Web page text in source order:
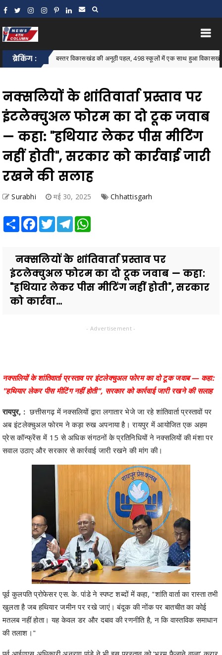
ब्रेकिंग :बस्तर विकासखंड की अनूठी पहल, 498 स्कूलों में एक साथ हुआ विकासखंड स्तरीय
नक्सलियों के शांतिवार्ता प्रस्ताव पर
इंटलेक्चुअल फोरम का दो टूक जवाब
— कहा: "हथियार लेकर पीस मीटिंग
नहीं होती", सरकार को कार्रवाई जारी
रखने की सलाह
Surabhi मई 30, 2025 Chhattisgarh
Share Facebook
TwitterTelegram
नक्सलियों के शांतिवार्ता प्रस्ताव पर
इंटलेक्चुअल फोरम का दो टूक जवाब — कहा:
"हथियार लेकर पीस मीटिंग नहीं होती", सरकार
को कार्रवा...
- Advertisement -
नक्सलियों के शांतिवार्ता प्रस्ताव पर इंटलेक्चुअल फोरम का दो टूक जवाब — कहा:
"हथियार लेकर पीस मीटिंग नहीं होती", सरकार को कार्रवाई जारी रखने की सलाह
रायपुर, : छत्तीसगढ़ में नक्सलियों द्वारा लगातार भेजे जा रहे शांतिवार्ता प्रस्तावों पर
अब इंटलेक्चुअल फोरम ने कड़ा रुख अपनाया है। रायपुर में आयोजित एक अहम
प्रेस कॉन्फ्रेंस में 15 से अधिक संगठनों के प्रतिनिधियों ने नक्सलियों की मंशा पर
सवाल उठाए और सरकार से कार्रवाई जारी रखने की मांग की।
पूर्व कुलपति प्रोफेसर एस. के. पांडे ने स्पष्ट शब्दों में कहा, "शांति वार्ता का रास्ता तभी
खुलता है जब हथियार जमीन पर रखे जाएं। बंदूक की नोंक पर बातचीत का कोई
मतलब नहीं होता। यह केवल डर और दबाव की रणनीति है, न कि वास्तविक समाधान
की तलाश।"